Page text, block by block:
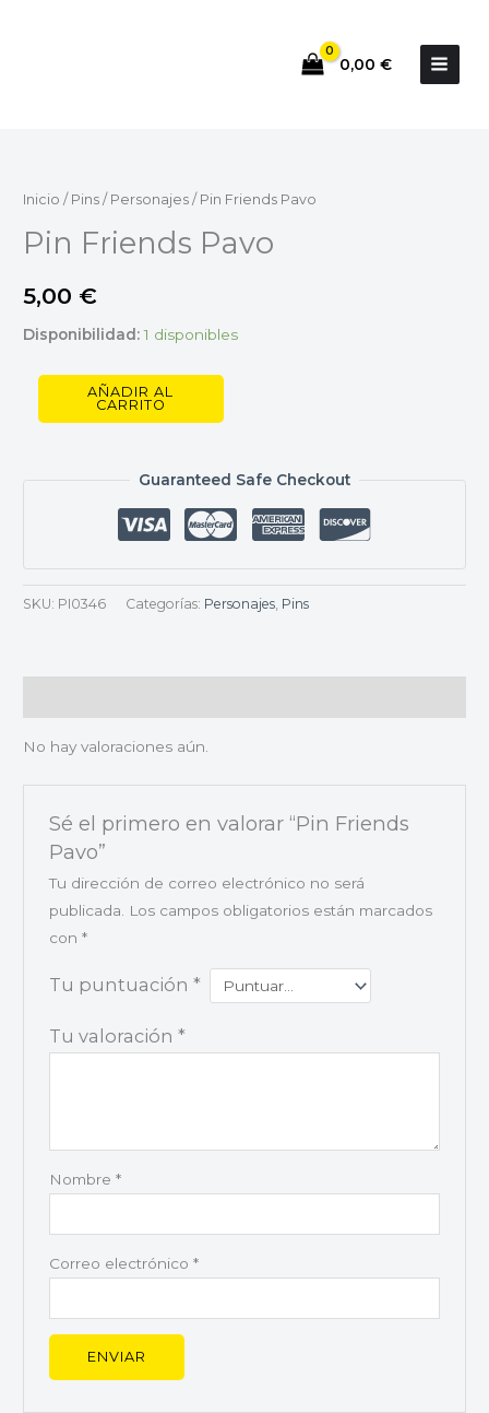
0,00 €
Inicio / Pins / Personajes / Pin Friends Pavo
Pin Friends Pavo
5,00 €
Disponibilidad: 1 disponibles
Pavo
AÑADIR AL
CARRITO
Guaranteed Safe Checkout
SKU: PI0346 Categorías: Personajes, Pins
No hay valoraciones aún.
Sé el primero en valorar “Pin Friends
Pavo”
Tu dirección de correo electrónico no será
publicada.
Los campos obligatorios están marcados
con *
Tu puntuación *
Tu valoración *
Nombre *
Correo electrónico *